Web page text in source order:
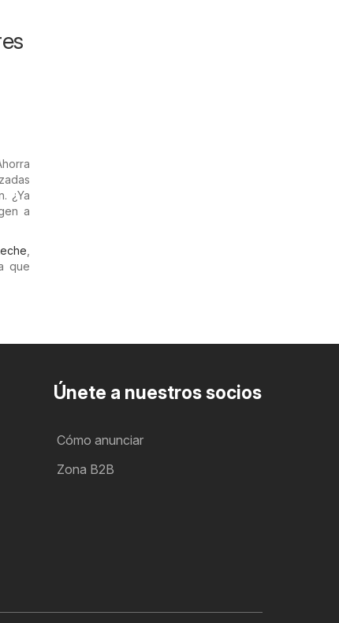
¿Ya
a
que
Únete a nuestros socios
Cómo anunciar
Zona B2B